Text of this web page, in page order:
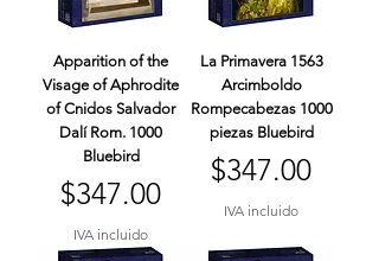
Apparition of the
Visage of Aphrodite
of Cnidos Salvador
Dalí Rom. 1000
Bluebird
Precio
$347.00
IVA incluido
La Primavera 1563
Arcimboldo
Rompecabezas 1000
piezas Bluebird
Precio
$347.00
IVA incluido